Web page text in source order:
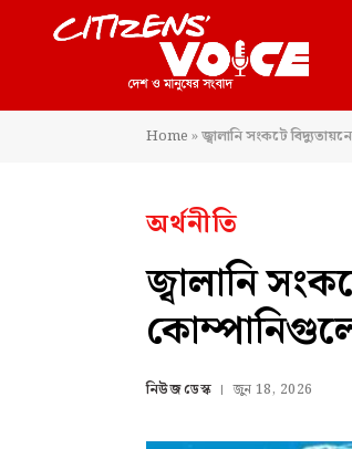
Home»জ্বালানি সংকটে
অর্থনীতি
জ্বালানি
নিউজ ডেস্ক জুন 18, 2026